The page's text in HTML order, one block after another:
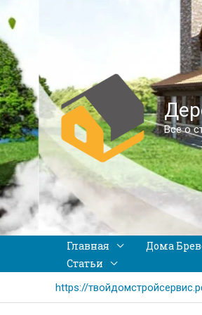
Все о
Главная Дома
Статьи
https://